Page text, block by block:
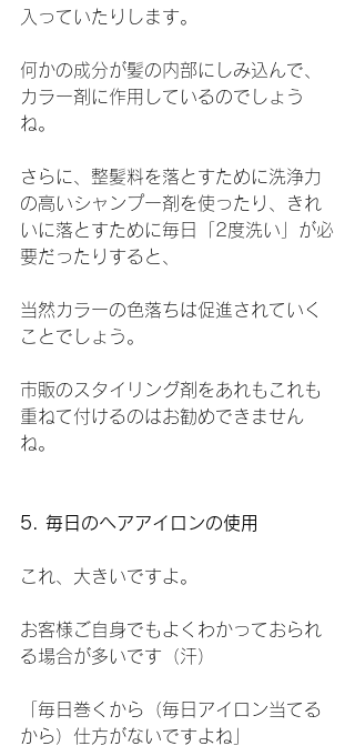
入っていたりします。
何かの成分が髪の内部にしみ込んで、
カラー剤に作用しているのでしょう
ね。
さらに、整髪料を落とすために洗浄力
の高いシャンプー剤を使ったり、きれ
いに落とすために毎日「2度洗い」が必
要だったりすると、
当然カラーの色落ちは促進されていく
ことでしょう。
市販のスタイリング剤をあれもこれも
重ねて付けるのはお勧めできません
ね。
5. 毎日のヘアアイロンの使用
これ、大きいですよ。
お客様ご自身でもよくわかっておられ
る場合が多いです（汗）
「毎日巻くから（毎日アイロン当てる
から）仕方がないですよね」